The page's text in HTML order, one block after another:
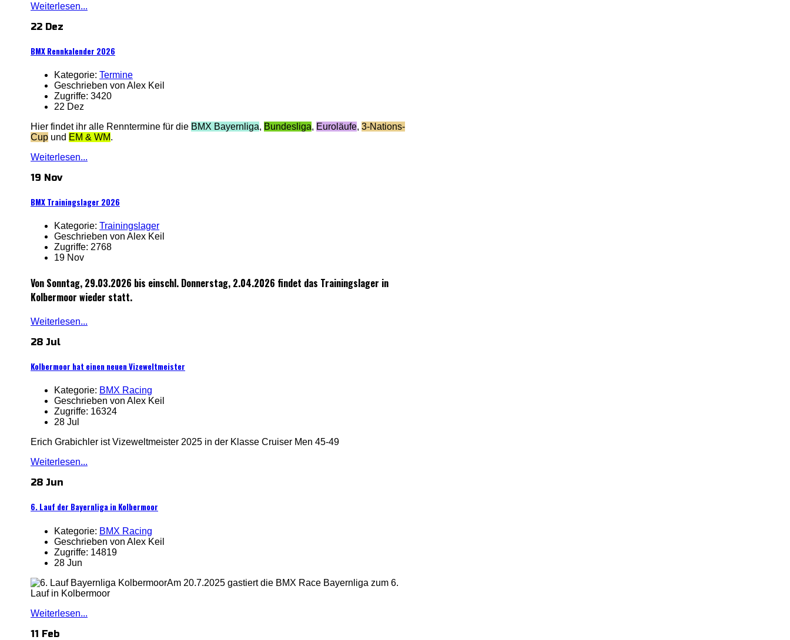
Weiterlesen...
22 Dez
BMX Rennkalender 2026
Kategorie: Termine
Geschrieben von Alex Keil
Zugriffe: 3420
22 Dez
Hier findet ihr alle Renntermine für die BMX Bayernliga, Bundesliga, Euroläufe, 3-Nations-
Cup und EM & WM.
Weiterlesen...
19 Nov
BMX Trainingslager 2026
Kategorie: Trainingslager
Geschrieben von Alex Keil
Zugriffe: 2768
19 Nov
Von Sonntag, 29.03.2026 bis einschl. Donnerstag, 2.04.2026 findet das Trainingslager in
Kolbermoor wieder statt.
Weiterlesen...
28 Jul
Kolbermoor hat einen neuen Vizeweltmeister
Kategorie: BMX Racing
Geschrieben von Alex Keil
Zugriffe: 16324
28 Jul
Erich Grabichler ist Vizeweltmeister 2025 in der Klasse Cruiser Men 45-49
Weiterlesen...
28 Jun
6. Lauf der Bayernliga in Kolbermoor
Kategorie: BMX Racing
Geschrieben von Alex Keil
Zugriffe: 14819
28 Jun
Am 20.7.2025 gastiert die BMX Race Bayernliga zum 6.
Lauf in Kolbermoor
Weiterlesen...
11 Feb